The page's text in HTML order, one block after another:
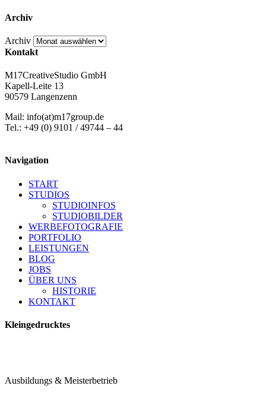
Archiv
Archiv
Kontakt
M17CreativeStudio GmbH
Kapell-Leite 13
90579 Langenzenn
Mail: info(at)m17group.de
Tel.: +49 (0) 9101 / 49744 – 44
Navigation
START
STUDIOS
STUDIOINFOS
STUDIOBILDER
WERBEFOTOGRAFIE
PORTFOLIO
LEISTUNGEN
BLOG
JOBS
ÜBER UNS
HISTORIE
KONTAKT
Kleingedrucktes
Ausbildungs & Meisterbetrieb